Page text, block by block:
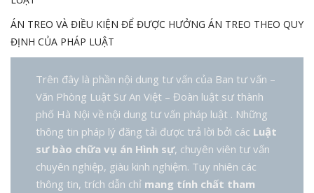
ÁN TREO VÀ ĐIỀU KIỆN ĐỂ ĐƯỢC HƯỞNG ÁN TREO THEO QUY
ĐỊNH CỦA PHÁP LUẬT
Trên đây là phần nội dung tư vấn của Ban tư vấn –
Văn Phòng Luật Sư An Việt – Đoàn luật sư thành
phố Hà Nội về nội dung tư vấn pháp luật . Những
thông tin pháp lý đăng tải được trả lời bởi các Luật
sư bào chữa vụ án Hình sự, chuyên viên tư vấn
chuyên nghiệp, giàu kinh nghiệm. Tuy nhiên các
thông tin, trích dẫn chỉ mang tính chất tham